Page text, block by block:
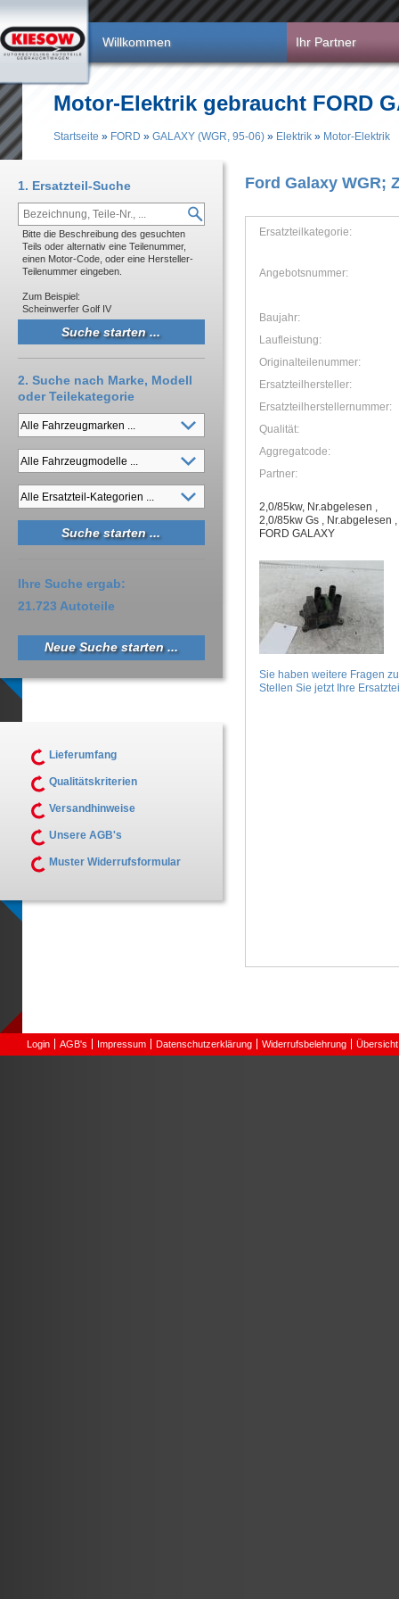
Willkommen Ihr Partner
Motor-Elektrik gebraucht FORD
Startseite » FORD » GALAXY (WGR, 95-06) » Elektrik » Motor-Elektrik
Ford Galaxy WGR;
Ersatzteilkategorie:
Angebotsnummer:
Baujahr:
Laufleistung:
Originalteilenummer:
Ersatzteilhersteller:
Ersatzteilherstellernummer:
Qualität:
Aggregatcode:
Partner:
2,0/85kw, Nr.abgelesen ,
2,0/85kw Gs , Nr.abgelesen ,
FORD GALAXY
Sie haben weitere Fragen
Stellen Sie jetzt Ihre
1. Ersatzteil-Suche
Bitte die Beschreibung des gesuchten
Teils oder alternativ eine Teilenummer,
einen Motor-Code, oder eine Hersteller-
Teilenummer eingeben.
Zum Beispiel:
Scheinwerfer Golf IV
2. Suche nach Marke, Modell
oder Teilekategorie
Ihre Suche ergab:
21.723 Autoteile
Neue Suche starten ...
Lieferumfang
Qualitätskriterien
Versandhinweise
Unsere AGB's
Muster Widerrufsformular
Login AGB's Impressum Datenschutzerklärung Widerrufsbelehrung